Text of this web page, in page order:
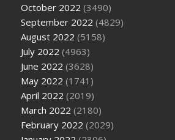
October 2022 (3490)
September 2022 (4829)
August 2022 (5158)
July 2022 (4963)
June 2022 (3628)
May 2022 (1741)
April 2022 (2019)
March 2022 (2180)
February 2022 (2029)